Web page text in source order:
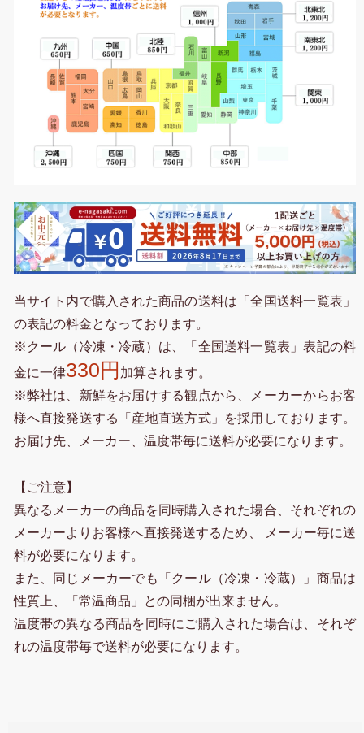
当サイト内で購入された商品の送料は「全国送料一覧表」
の表記の料金となっております。
※クール（冷凍・冷蔵）は、「全国送料一覧表」表記の料
金に一律330円 加算されます。
※弊社は、新鮮をお届けする観点から、メーカーからお客
様へ直接発送する「産地直送方式」を採用しております。
お届け先、メーカー、温度帯毎に送料が必要になります。
【ご注意】
異なるメーカーの商品を同時購入された場合、それぞれの
メーカーよりお客様へ直接発送するため、 メーカー毎に送
料が必要になります。
また、同じメーカーでも「クール（冷凍・冷蔵）」商品は
性質上、「常温商品」との同梱が出来ません。
温度帯の異なる商品を同時にご購入された場合は、それぞ
れの温度帯毎で送料が必要になります。